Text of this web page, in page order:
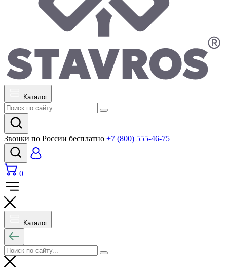
Каталог
Звонки по России бесплатно +7 (800) 555-46-75
0
Каталог